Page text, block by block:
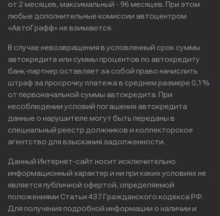
от 2 месяцев, максимальный - 96 месяцев. При этом
любые дополнительные комиссии автоцентром
«АвтоГрафф» не взимаются.
В случае невозвращения в условленный срок суммы
автокредита или суммы процентов по автокредиту
банк-партнер оставляет за собой право начислить
штраф за просрочку платежа в среднем размере 0,1%
от первоначальной суммы автокредита. При
несоблюдении условий погашения автокредита
данные о нарушителе могут быть переданы в
специальный реестр должников и коллекторское
агентство для взыскания задолженности.
Данный Интернет-сайт носит исключительно
информационный характер и ни при каких условиях не
является публичной офертой, определяемой
положениями Статьи 437 Гражданского кодекса РФ.
Для получения подробной информации о наличии и